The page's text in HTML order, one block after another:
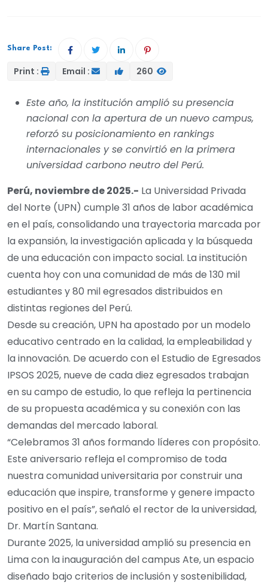
Share Post:
Print : Email : 260
Este año, la institución amplió su presencia
nacional con la apertura de un nuevo campus,
reforzó su posicionamiento en rankings
internacionales y se convirtió en la primera
universidad carbono neutro del Perú.
Perú, noviembre de 2025.- La Universidad Privada
del Norte (UPN) cumple 31 años de labor académica
en el país, consolidando una trayectoria marcada por
la expansión, la investigación aplicada y la búsqueda
de una educación con impacto social. La institución
cuenta hoy con una comunidad de más de 130 mil
estudiantes y 80 mil egresados distribuidos en
distintas regiones del Perú.
Desde su creación, UPN ha apostado por un modelo
educativo centrado en la calidad, la empleabilidad y
la innovación. De acuerdo con el Estudio de Egresados
IPSOS 2025, nueve de cada diez egresados trabajan
en su campo de estudio, lo que refleja la pertinencia
de su propuesta académica y su conexión con las
demandas del mercado laboral.
“Celebramos 31 años formando líderes con propósito.
Este aniversario refleja el compromiso de toda
nuestra comunidad universitaria por construir una
educación que inspire, transforme y genere impacto
positivo en el país”, señaló el rector de la universidad,
Dr. Martín Santana.
Durante 2025, la universidad amplió su presencia en
Lima con la inauguración del campus Ate, un espacio
diseñado bajo criterios de inclusión y sostenibilidad,